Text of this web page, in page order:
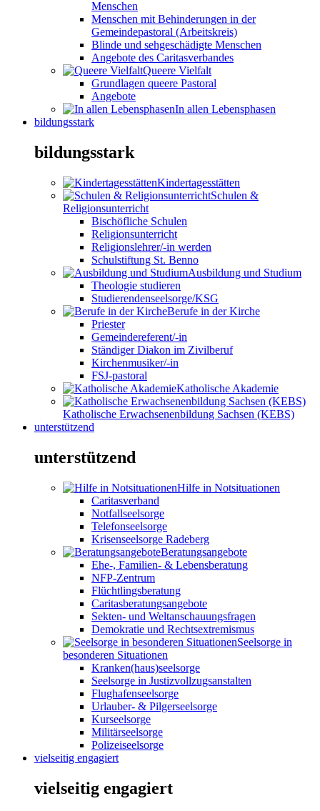
Menschen
Menschen mit Behinderungen in der
Gemeindepastoral (Arbeitskreis)
Blinde und sehgeschädigte Menschen
Angebote des Caritasverbandes
Queere Vielfalt
Grundlagen queere Pastoral
Angebote
In allen Lebensphasen
bildungsstark
bildungsstark
Kindertagesstätten
Schulen &
Religionsunterricht
Bischöfliche Schulen
Religionsunterricht
Religionslehrer/-in werden
Schulstiftung St. Benno
Ausbildung und Studium
Theologie studieren
Studierendenseelsorge/KSG
Berufe in der Kirche
Priester
Gemeindereferent/-in
Ständiger Diakon im Zivilberuf
Kirchenmusiker/-in
FSJ-pastoral
Katholische Akademie
Katholische Erwachsenenbildung Sachsen (KEBS)
unterstützend
unterstützend
Hilfe in Notsituationen
Caritasverband
Notfallseelsorge
Telefonseelsorge
Krisenseelsorge Radeberg
Beratungsangebote
Ehe-, Familien- & Lebensberatung
NFP-Zentrum
Flüchtlingsberatung
Caritasberatungsangebote
Sekten- und Weltanschauungsfragen
Demokratie und Rechtsextremismus
Seelsorge in
besonderen Situationen
Kranken(haus)seelsorge
Seelsorge in Justizvollzugsanstalten
Flughafenseelsorge
Urlauber- & Pilgerseelsorge
Kurseelsorge
Militärseelsorge
Polizeiseelsorge
vielseitig engagiert
vielseitig engagiert